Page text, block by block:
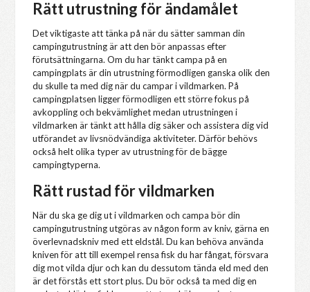
Rätt utrustning för ändamålet
Det viktigaste att tänka på när du sätter samman din
campingutrustning är att den bör anpassas efter
förutsättningarna. Om du har tänkt campa på en
campingplats är din utrustning förmodligen ganska olik den
du skulle ta med dig när du campar i vildmarken. På
campingplatsen ligger förmodligen ett större fokus på
avkoppling och bekvämlighet medan utrustningen i
vildmarken är tänkt att hålla dig säker och assistera dig vid
utförandet av livsnödvändiga aktiviteter. Därför behövs
också helt olika typer av utrustning för de bägge
campingtyperna.
Rätt rustad för vildmarken
När du ska ge dig ut i vildmarken och campa bör din
campingutrustning utgöras av någon form av kniv, gärna en
överlevnadskniv med ett eldstål. Du kan behöva använda
kniven för att till exempel rensa fisk du har fångat, försvara
dig mot vilda djur och kan du dessutom tända eld med den
är det förstås ett stort plus. Du bör också ta med dig en